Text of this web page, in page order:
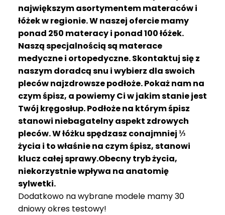
największym asortymentem materaców i
łóżek w regionie. W naszej ofercie mamy
ponad 250 materacy i ponad 100 łóżek.
Naszą specjalnością są materace
medyczne i ortopedyczne. Skontaktuj się z
naszym doradcą snu i wybierz dla swoich
pleców najzdrowsze podłoże. Pokaż nam na
czym śpisz, a powiemy Ci w jakim stanie jest
Twój kręgosłup. Podłoże na którym śpisz
stanowi niebagatelny aspekt zdrowych
pleców. W łóżku spędzasz conajmniej ⅓
życia i to właśnie na czym śpisz, stanowi
klucz całej sprawy.Obecny tryb życia,
niekorzystnie wpływa na anatomię
sylwetki.
Dodatkowo na wybrane modele mamy 30
dniowy okres testowy!